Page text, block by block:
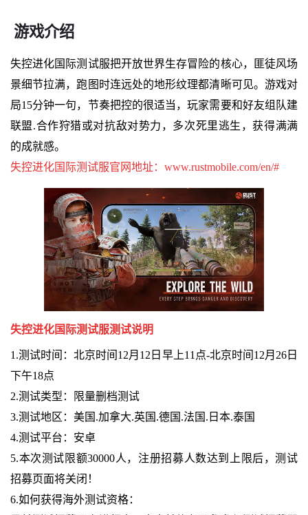
游戏介绍
失控进化国际测试服把开放世界生存冒险的核心，匪徒风场
景细节拉满，跑图时连远处的地形纹理都清晰可见。游戏对
局15分钟一句，节奏把控的很适当，玩家需要和好友组队建
联盟.合作狩猎或对抗敌对势力，多次死里逃生，获得满满
的成就感。
失控进化国际测试服官网地址：www.rustmobile.com/en/#
失控进化国际测试服测试说明
1.测试时间：北京时间12月12日早上11点-北京时间12月26日
下午18点
2.测试类型：限量删档测试
3.测试地区：美国.加拿大.英国.德国.法国.日本.泰国
4.测试平台：安卓
5.本次测试限额30000人，注册招募人数达到上限后，测试
招募页面将关闭！
6.如何获得海外测试资格：